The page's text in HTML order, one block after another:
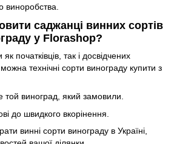
виноробства.
саджанці винних сортів
у Florashop?
початківців, так і досвідчених
технічні сорти винограду купити з
той виноград, який замовили.
до швидкого вкорінення.
винні сорти винограду в Україні,